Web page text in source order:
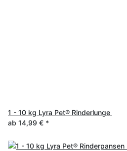
1 - 10 kg Lyra Pet® Rinderlunge
ab 14,99 € *